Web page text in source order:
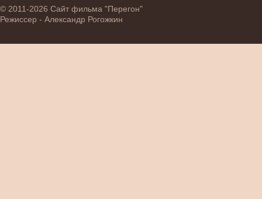
© 2011-2026 Сайт фильма "Перегон"
Режиссер - Александр Рогожкин